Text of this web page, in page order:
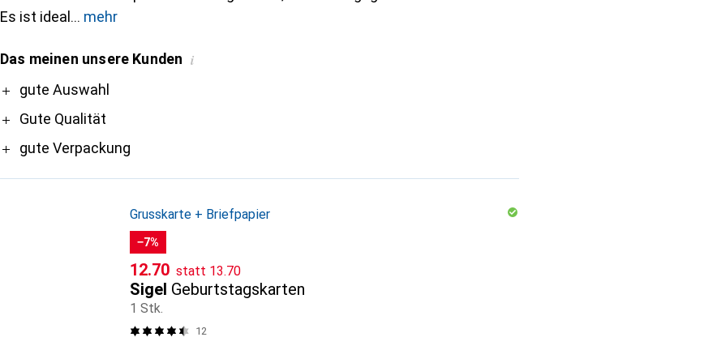
Es ist ideal
mehr
Das meinen unsere Kunden i
Progute Auswahl
Gute Qualität
gute Verpackung
Grusskarte + Briefpapier
−7%
CHF
12.70 statt CHF
13.70
Sigel Geburtstagskarten
1 Stk.
12